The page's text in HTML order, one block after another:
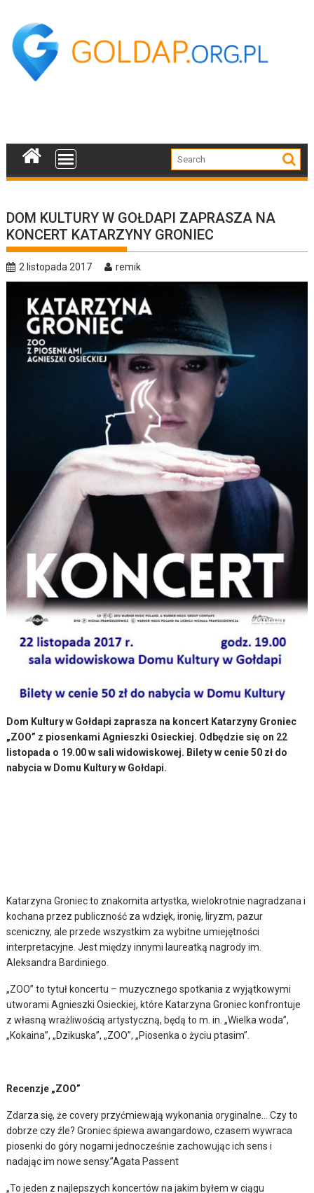
content
DOM KULTURY W GOŁDAPI ZAPRASZA NA
KONCERT KATARZYNY GRONIEC
2 listopada 2017 remik
Dom Kultury w Gołdapi zaprasza na koncert Katarzyny Groniec
„ZOO” z piosenkami Agnieszki Osieckiej. Odbędzie się on 22
listopada o 19.00 w sali widowiskowej. Bilety w cenie 50 zł do
nabycia w Domu Kultury w Gołdapi.
Katarzyna Groniec to znakomita artystka, wielokrotnie nagradzana i
kochana przez publiczność za wdzięk, ironię, liryzm, pazur
sceniczny, ale przede wszystkim za wybitne umiejętności
interpretacyjne. Jest między innymi laureatką nagrody im.
Aleksandra Bardiniego.
„ZOO” to tytuł koncertu – muzycznego spotkania z wyjątkowymi
utworami Agnieszki Osieckiej, które Katarzyna Groniec konfrontuje
z własną wrażliwością artystyczną, będą to m. in. „Wielka woda”,
„Kokaina”, „Dzikuska”, „ZOO”, „Piosenka o życiu ptasim”.
Recenzje „ZOO”
Zdarza się, że covery przyćmiewają wykonania oryginalne… Czy to
dobrze czy źle? Groniec śpiewa awangardowo, czasem wywraca
piosenki do góry nogami jednocześnie zachowując ich sens i
nadając im nowe sensy.”Agata Passent
„To jeden z najlepszych koncertów na jakim byłem w ciągu